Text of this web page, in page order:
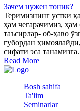
Зачем нужен тоник?
Теримизнинг устки
ҳам чегарачимиз,
таъсирлар- об-ҳаво
ғубордан
сифати эса
Read More
Bosh sahifa
Ta'lim
Seminarlar